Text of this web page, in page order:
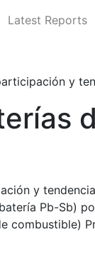
Latest Reports
y
y
Pb-Sb)
combustible)